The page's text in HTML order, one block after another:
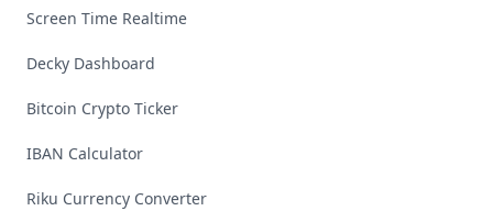
Screen Time Realtime
Decky Dashboard
Bitcoin Crypto Ticker
IBAN Calculator
Riku Currency Converter